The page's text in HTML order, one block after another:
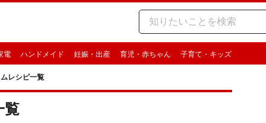
電 ハンドメイド 妊娠・出産 育児・赤ちゃん 子育て・キッズ
レシピ一覧
覧